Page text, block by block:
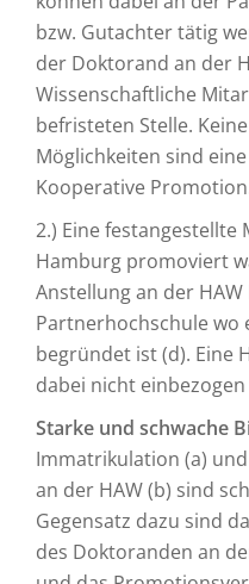
bzw. Gutachter tätig
der Doktorand an der
Wissenschaftliche
befristeten Stelle.
Möglichkeiten sind
Kooperative
2.) Eine
Hamburg promoviert
Anstellung an der
Partnerhochschule
begründet ist (d). Eine
dabei nicht einbezogen
Starke und schwache
Immatrikulation (a)
an der HAW (b) sind
Gegensatz dazu sind
des Doktoranden an